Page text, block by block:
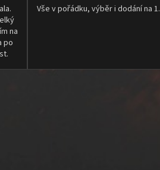
na
po
Vše v pořádku, výběr i dodání na 1.